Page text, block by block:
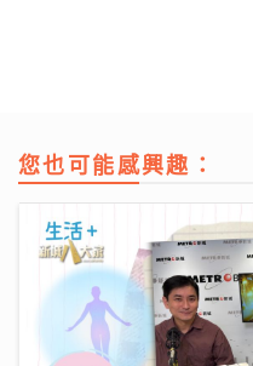
您也可能感興趣：